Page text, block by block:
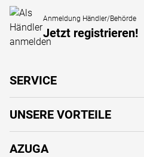
Anmeldung Händler/Behörde
Jetzt registrieren!
SERVICE
UNSERE VORTEILE
AZUGA